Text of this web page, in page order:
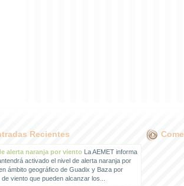
Recientes
alerta naranja por vientoLa AEMET informa
activado el nivel de alerta naranja por
ámbito geográfico de Guadix y Baza por
viento que pueden alcanzar los...